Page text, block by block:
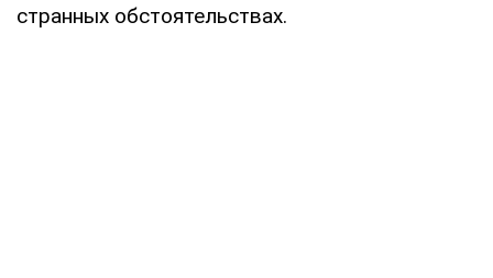
странных обстоятельствах.